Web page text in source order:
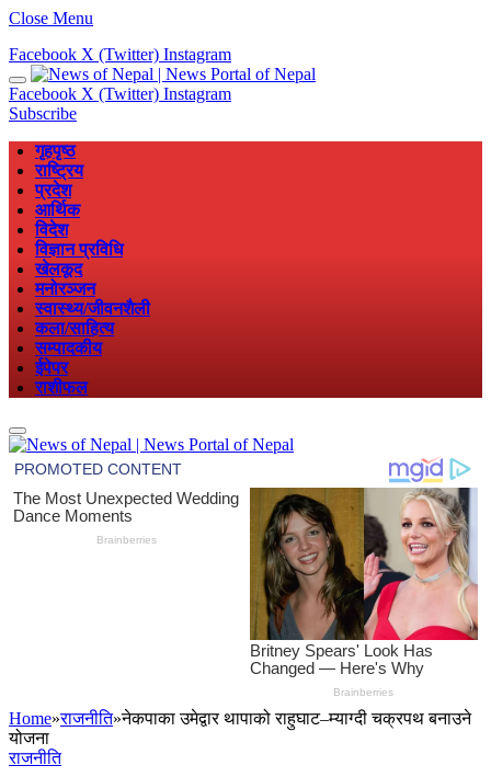
Close Menu
Facebook X (Twitter) Instagram
Facebook X (Twitter) Instagram
Subscribe
गृहपृष्ठ
राष्ट्रिय
प्रदेश
आर्थिक
विदेश
विज्ञान प्रविधि
खेलकूद
मनोरञ्जन
स्वास्थ्य/जीवनशैली
कला/साहित्य
सम्पादकीय
ईपेपर
राशीफल
Home»राजनीति»नेकपाका उमेद्वार थापाको राहुघाट–म्याग्दी चक्रपथ बनाउने
योजना
राजनीति